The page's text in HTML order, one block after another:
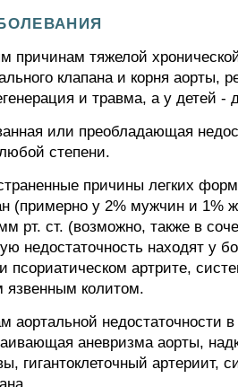
причинам тяжелой
клапана и корня
и травма, а у детей -
или преобладающая
степени.
причины легких
(примерно у 2% мужчин и 1%
рт. ст. (возможно, также в
недостаточность находят
псориатическом артрите,
язвенным колитом.
аортальной недостаточности
аневризма аорты,
гигантоклеточный